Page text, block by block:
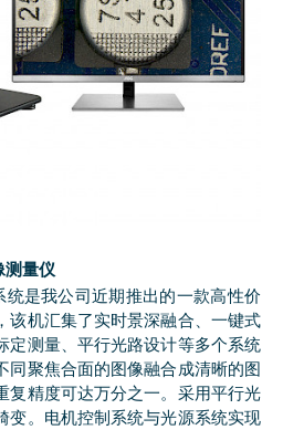
测量仪
统是我公司近期推出的一款高性价
该机汇集了实时景深融合、一键式
定测量、平行光路设计等多个系统
同聚焦合面的图像融合成清晰的图
复精度可达万分之一。采用平行光
变。电机控制系统与光源系统实现